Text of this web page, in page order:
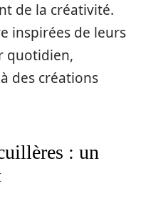
de la créativité.
inspirées de leurs
quotidien,
des créations
: un